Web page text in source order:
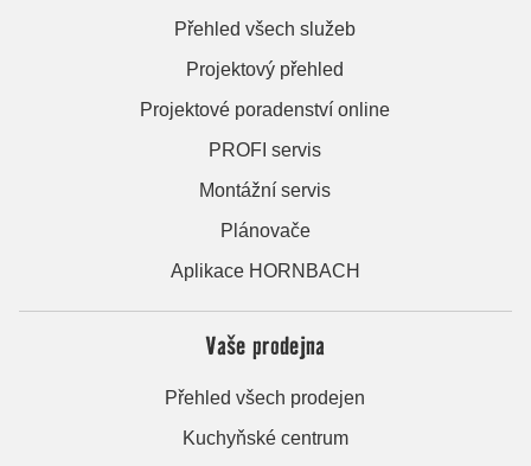
Přehled všech služeb
Projektový přehled
Projektové poradenství online
PROFI servis
Montážní servis
Plánovače
Aplikace HORNBACH
Vaše prodejna
Přehled všech prodejen
Kuchyňské centrum